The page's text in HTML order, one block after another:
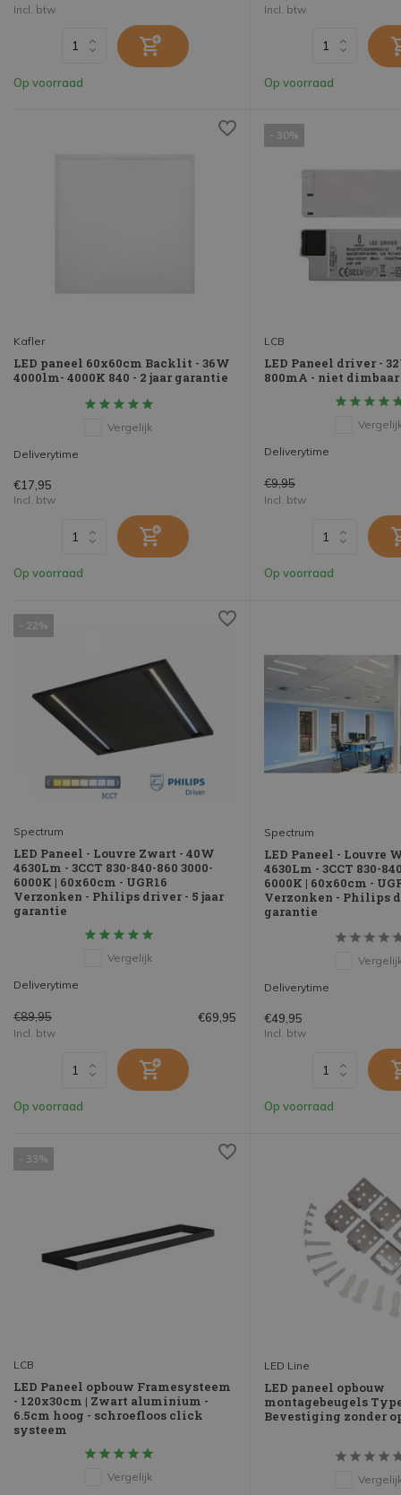
Incl. btw
Op voorraad
Incl. btw
Op voorraad
Kafler
LED paneel 60x60cm Backlit - 36W
4000lm- 4000K 840 - 2 jaar garantie
Vergelijk
Deliverytime
€17,95
Incl. btw
Op voorraad
- 30%
LCB
LED Paneel driver -
800mA - niet dimbaar
Deliverytime
€9,95
Incl. btw
Op voorraad
- 22%
Spectrum
LED Paneel - Louvre Zwart - 40W
4630Lm - 3CCT 830-840-860 3000-
6000K | 60x60cm - UGR16
Verzonken - Philips driver - 5 jaar
garantie
Vergelijk
Deliverytime
€89,95 €69,95
Incl. btw
Op voorraad
Spectrum
LED Paneel - Louvre
4630Lm - 3CCT 830-
6000K | 60x60cm -
Verzonken - Philips
garantie
Deliverytime
€49,95
Incl. btw
Op voorraad
- 33%
LCB
LED Paneel opbouw Framesysteem
- 120x30cm | Zwart aluminium -
6.5cm hoog - schroefloos click
systeem
Vergelijk
LED Line
LED paneel opbouw
montagebeugels
Bevestiging zonder